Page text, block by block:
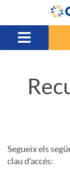
Salta al contingut
l
b
Segueix els
clau d'accés: